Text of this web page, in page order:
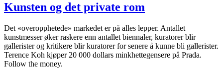
Kunsten og det private rom
Det «overopphetede» markedet er på alles lepper. Antallet
kunstmesser øker raskere enn antallet biennaler, kuratorer blir
gallerister og kritikere blir kuratorer for senere å kunne bli gallerister.
Terence Koh kjøper 20 000 dollars minkhettegensere på Prada.
Follow the money.